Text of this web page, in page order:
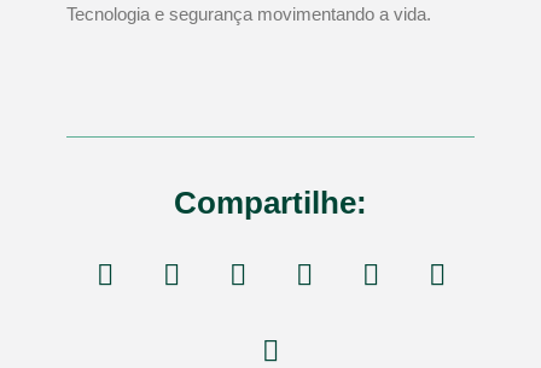
Tecnologia e segurança movimentando a vida.
Compartilhe: